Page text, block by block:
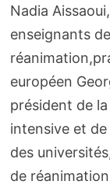
Nadia
enseignants
européen
président de
intensive et
des
de